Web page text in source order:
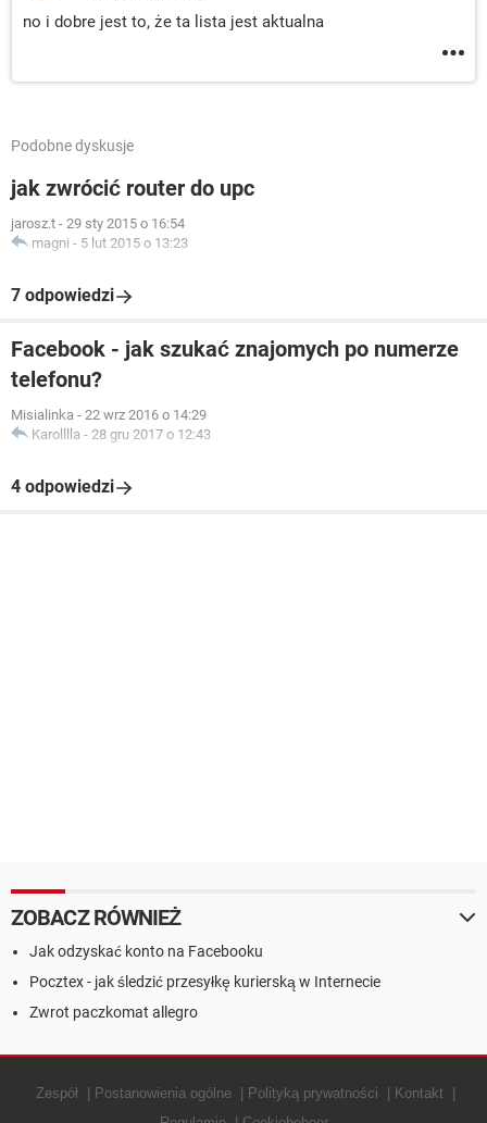
no i dobre jest to, że ta lista jest aktualna
Podobne dyskusje
jak zwrócić router do upc
jarosz.t - 29 sty 2015 o 16:54
magni - 5 lut 2015 o 13:23
7 odpowiedzi
Facebook - jak szukać znajomych po numerze
telefonu?
Misialinka - 22 wrz 2016 o 14:29
Karolllla - 28 gru 2017 o 12:43
4 odpowiedzi
ZOBACZ RÓWNIEŻ
Jak odzyskać konto na Facebooku
Pocztex - jak śledzić przesyłkę kurierską w Internecie
Zwrot paczkomat allegro
Zespół Postanowienia ogólne Polityką prywatności
Kontakt